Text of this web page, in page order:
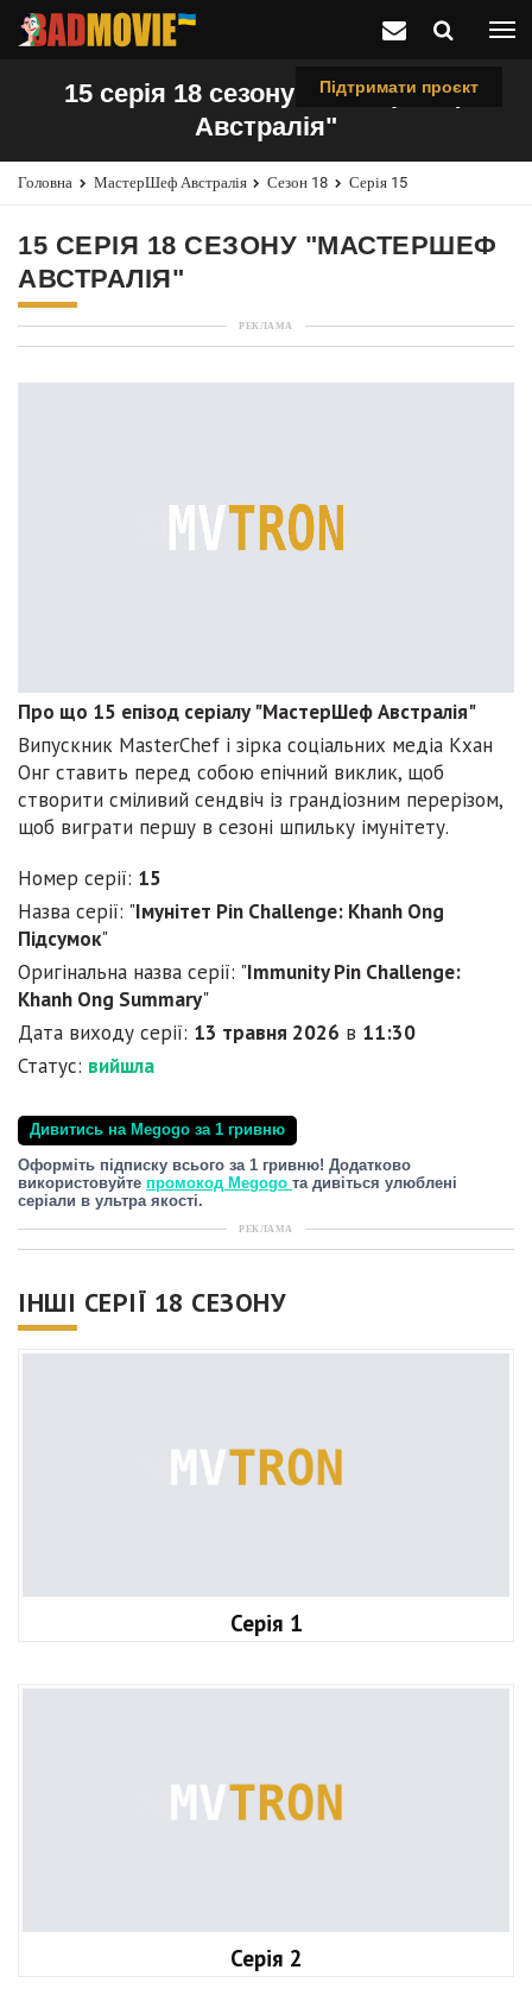
Підтримати проєкт
15 серія 18 сезону "МастерШеф
Австралія"
Головна МастерШеф Австралія Сезон 18 Серія 15
15 СЕРІЯ 18 СЕЗОНУ "МАСТЕРШЕФ
АВСТРАЛІЯ"
РЕКЛАМА
Про що 15 епізод серіалу "МастерШеф Австралія"
Випускник MasterChef і зірка соціальних медіа Кхан
Онг ставить перед собою епічний виклик, щоб
створити сміливий сендвіч із грандіозним перерізом,
щоб виграти першу в сезоні шпильку імунітету.
Номер серії: 15
Назва серії: "Імунітет Pin Challenge: Khanh Ong
Підсумок"
Оригінальна назва серії: "Immunity Pin Challenge:
Khanh Ong Summary"
Дата виходу серії: 13 травня 2026 в 11:30
Статус: вийшла
Дивитись на Megogo за 1 гривню
Оформіть підписку всього за 1 гривню! Додатково
використовуйте промокод Megogo та дивіться улюблені
серіали в ультра якості.
РЕКЛАМА
ІНШІ СЕРІЇ 18 СЕЗОНУ
Серія 1
Серія 2